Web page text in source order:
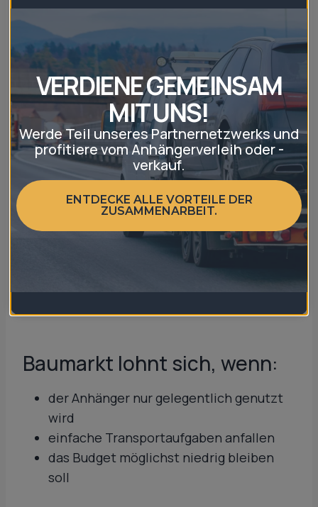
Über die Suchfunktion kannst du einfach
Standort oder Postleitzahl eingeben, einen
Umkreis auswählen oder direkt auf der Karte
suchen.
Fazit: Anhänger
Fachhandel oder
Baumarkt?
Welche Option besser ist, hängt ganz vom
Baumarkt lohnt sich, wenn:
der Anhänger nur gelegentlich genutzt
wird
einfache Transportaufgaben anfallen
das Budget möglichst niedrig bleiben
soll
VERDIENE GEMEINSAM
MIT UNS!
Werde Teil unseres Partnernetzwerks und
profitiere vom Anhängerverleih oder -
verkauf.
ENTDECKE ALLE VORTEILE DER
ZUSAMMENARBEIT.